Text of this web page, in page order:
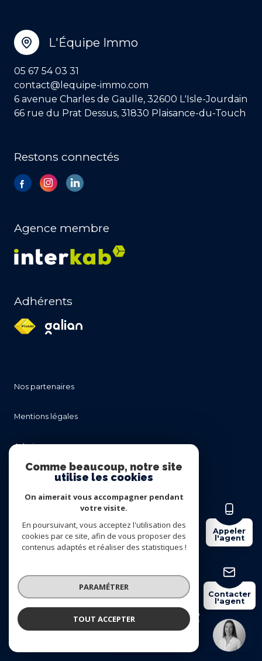
Mélanie SEGUIER
Appeler
l'agent
Contacter
l'agent
L'Équipe Immo
05 67 54 03 31
contact@lequipe-immo.com
6 avenue Charles de Gaulle, 32600 L'Isle-Jourdain
66 rue du Prat Dessus, 31830 Plaisance-du-Touch
Restons connectés
Agence membre
Adhérents
nos partenaires
mentions légales
admin
nos honoraires
cookies
© 2026 | Tous droits réservés
Réalisé par
Comme beaucoup, notre site
utilise les cookies
On aimerait vous accompagner pendant
votre visite.
En poursuivant, vous acceptez l'utilisation des
cookies par ce site, afin de vous proposer des
contenus adaptés et réaliser des statistiques !
PARAMÉTRER
TOUT ACCEPTER